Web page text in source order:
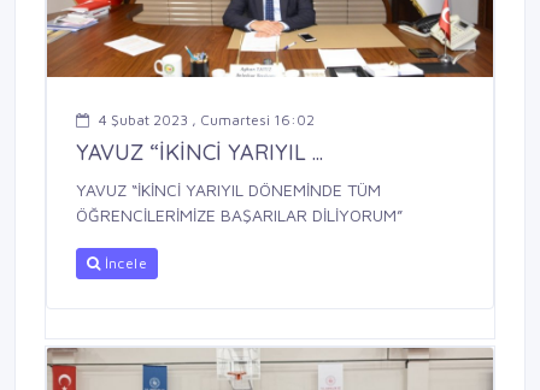
4 Şubat 2023 , Cumartesi 16:02
YAVUZ “İKİNCİ YARIYIL ...
YAVUZ “İKİNCİ YARIYIL DÖNEMİNDE TÜM
ÖĞRENCİLERİMİZE BAŞARILAR DİLİYORUM”
İncele